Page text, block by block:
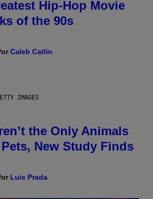
Hip-Hop Movie
of the 90s
Caleb Catlin
IMAGES
the Only Animals
New Study Finds
Luis Prada